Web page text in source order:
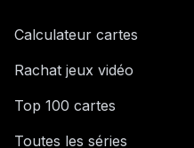
Calculateur cartes
Rachat jeux vidéo
Top 100 cartes
Toutes les séries